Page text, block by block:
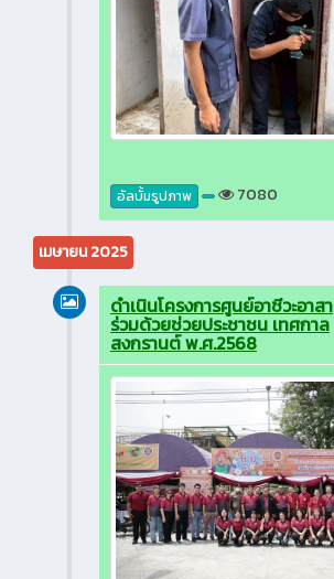
อัลบั้มรูปภาพ 7080
เมษายน 2025
ดำเนินโครงการศูนย์อาชีวะอาสา
ร่วมด้วยช่วยประชาชน เทศกาล
สงกรานต์ พ.ศ.2568